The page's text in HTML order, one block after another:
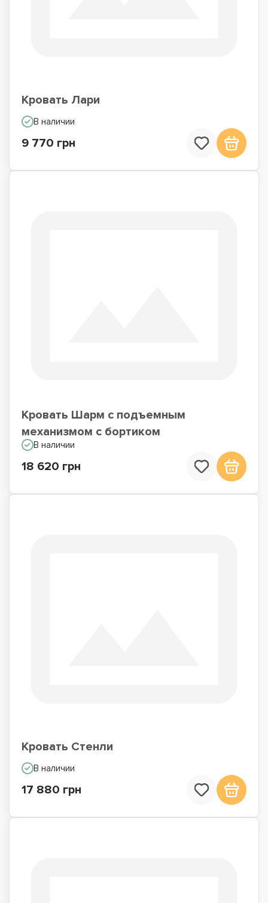
Кровать Лари
В наличии
9 770 грн
Кровать Шарм с подъемным
механизмом с бортиком
В наличии
18 620 грн
Кровать Стенли
В наличии
17 880 грн